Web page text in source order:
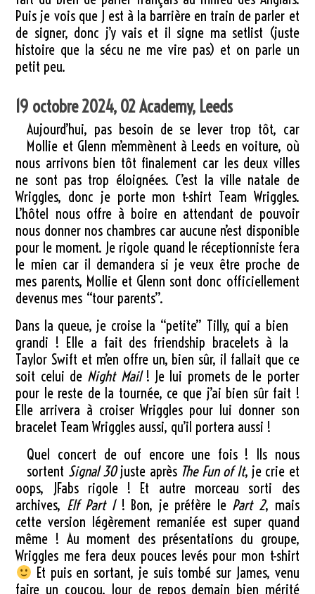
Puis je vois que J est à la barrière en train de parler et
de signer, donc j’y vais et il signe ma setlist (juste
histoire que la sécu ne me vire pas) et on parle un
petit peu.
19 octobre 2024, O2 Academy, Leeds
Aujourd’hui, pas besoin de se lever trop tôt, car
Mollie et Glenn m’emmènent à Leeds en voiture, où
nous arrivons bien tôt finalement car les deux villes
ne sont pas trop éloignées. C’est la ville natale de
Wriggles, donc je porte mon t-shirt Team Wriggles.
L’hôtel nous offre à boire en attendant de pouvoir
nous donner nos chambres car aucune n’est disponible
pour le moment. Je rigole quand le réceptionniste fera
le mien car il demandera si je veux être proche de
mes parents, Mollie et Glenn sont donc officiellement
devenus mes “tour parents”.
Dans la queue, je croise la “petite” Tilly, qui a bien
grandi ! Elle a fait des friendship bracelets à la
Taylor Swift et m’en offre un, bien sûr, il fallait que ce
soit celui de Night Mail! Je lui promets de le porter
pour le reste de la tournée, ce que j’ai bien sûr fait !
Elle arrivera à croiser Wriggles pour lui donner son
bracelet Team Wriggles aussi, qu’il portera aussi !
Quel concert de ouf encore une fois ! Ils nous
sortent Signal 30juste après The Fun of It, je crie et
oops, JFabs rigole ! Et autre morceau sorti des
archives, Elf Part 1! Bon, je préfère le Part 2, mais
cette version légèrement remaniée est super quand
même ! Au moment des présentations du groupe,
Wriggles me fera deux pouces levés pour mon t-shirt
Et puis en sortant, je suis tombé sur James, venu
faire un coucou. Jour de repos demain bien mérité